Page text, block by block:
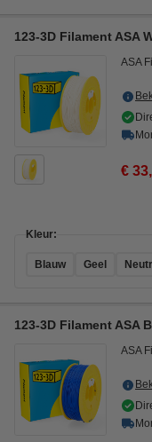
123-3D Filament ASA
ASA
€
Kleur:
Blauw Geel
123-3D Filament ASA
ASA